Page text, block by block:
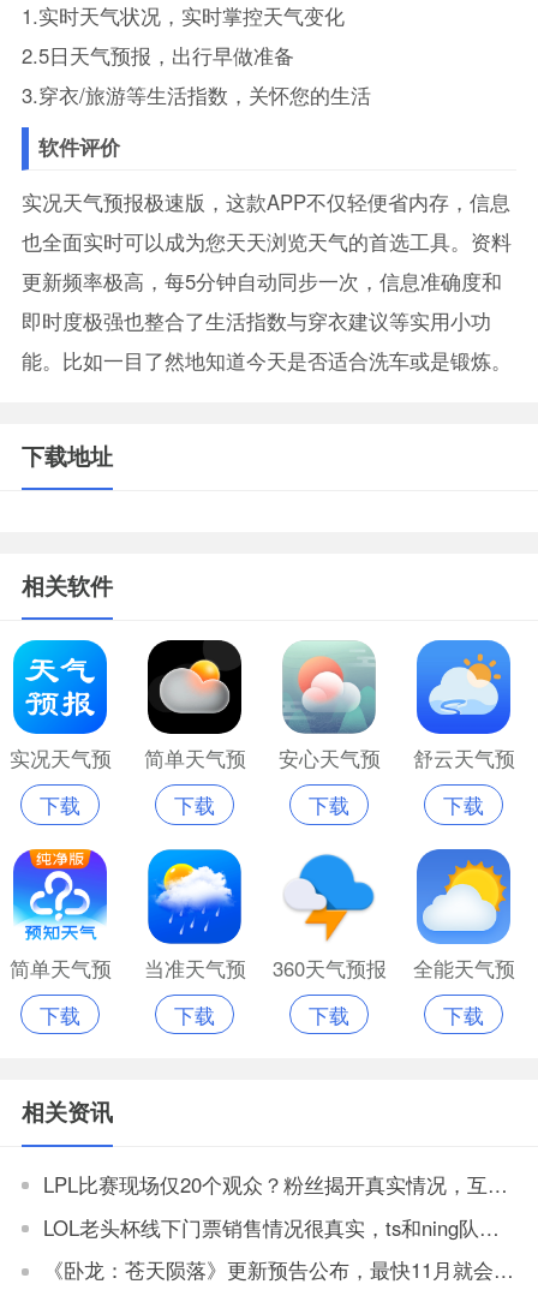
1.实时天气状况，实时掌控天气变化
2.5日天气预报，出行早做准备
3.穿衣/旅游等生活指数，关怀您的生活
软件评价
实况天气预报极速版，这款APP不仅轻便省内存，信息
也全面实时可以成为您天天浏览天气的首选工具。资料
更新频率极高，每5分钟自动同步一次，信息准确度和
即时度极强也整合了生活指数与穿衣建议等实用小功
能。比如一目了然地知道今天是否适合洗车或是锻炼。
下载地址
相关软件
实况天气预
报最新版
下载
简单天气预
报极速版
下载
安心天气预
报手机版
下载
舒云天气预
报官方正版
下载
简单天气预
报免费版
下载
当准天气预
报
下载
360天气预报
最新版
下载
全能天气预
报最新版本
下载
相关资讯
LPL比赛现场仅20个观众？粉丝揭开真实情况，互动环节都是工作人员
LOL老头杯线下门票销售情况很真实，ts和ning队门票全部售罄，另一场最低价还有票
《卧龙：苍天陨落》更新预告公布，最快11月就会上线更新